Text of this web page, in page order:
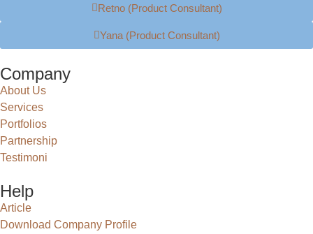
Retno (Product Consultant)
Yana (Product Consultant)
Company
About Us
Services
Portfolios
Partnership
Testimoni
Help
Article
Download Company Profile